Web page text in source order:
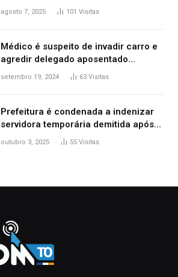
transporte público de Palmas; confira
agosto 7, 2025 101 Visitas
Médico é suspeito de invadir carro e
agredir delegado aposentado
durante confusão no trânsito
setembro 19, 2024 63 Visitas
Prefeitura é condenada a indenizar
servidora temporária demitida após
nascimento da filha
outubro 3, 2025 55 Visitas